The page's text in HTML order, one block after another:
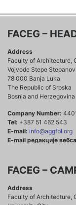
FACEG –
Address
Faculty of Architecture,
Vojvode Stepe
78 000 Banja Luka
The Republic of Srpska
Bosnia and Herzegovina
Company Number:
Tel: +387 51 462 543
E-mail: info@aggfbl.org
E-mail редакције
FACEG –
Address
Faculty of Architecture,